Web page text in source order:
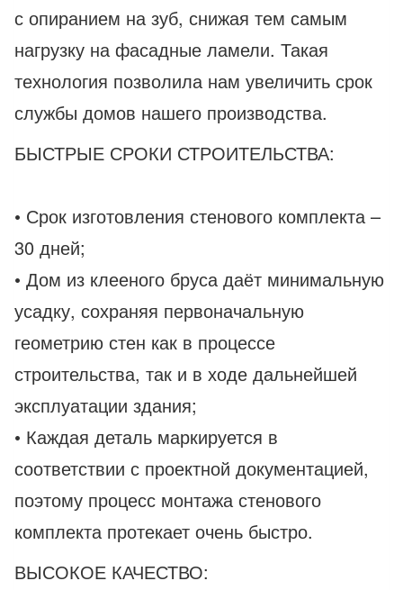
с опиранием на зуб, снижая тем самым
нагрузку на фасадные ламели. Такая
технология позволила нам увеличить срок
службы домов нашего производства.
БЫСТРЫЕ СРОКИ СТРОИТЕЛЬСТВА:
• Срок изготовления стенового комплекта –
30 дней;
• Дом из клееного бруса даёт минимальную
усадку, сохраняя первоначальную
геометрию стен как в процессе
строительства, так и в ходе дальнейшей
эксплуатации здания;
• Каждая деталь маркируется в
соответствии с проектной документацией,
поэтому процесс монтажа стенового
комплекта протекает очень быстро.
ВЫСОКОЕ КАЧЕСТВО: